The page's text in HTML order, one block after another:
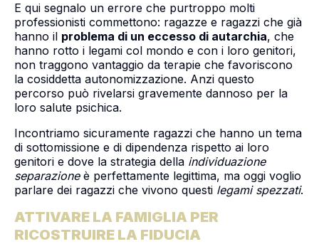
E qui segnalo un errore che purtroppo molti
professionisti commettono: ragazze e ragazzi che già
hanno il problema di un eccesso di autarchia, che
hanno rotto i legami col mondo e con i loro genitori,
non traggono vantaggio da terapie che favoriscono
la cosiddetta autonomizzazione. Anzi questo
percorso può rivelarsi gravemente dannoso per la
loro salute psichica.
Incontriamo sicuramente ragazzi che hanno un tema
di sottomissione e di dipendenza rispetto ai loro
genitori e dove la strategia della individuazione
separazioneè perfettamente legittima, ma oggi voglio
parlare dei ragazzi che vivono questi legami spezzati.
ATTIVARE LA FAMIGLIA PER
RICOSTRUIRE LA FIDUCIA